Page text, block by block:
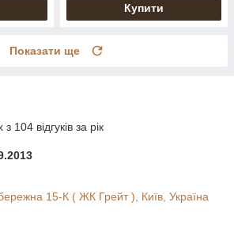
Купити
Показати ще
104 відгуків за рік
15-К ( ЖК Грейт ), Київ, Україна